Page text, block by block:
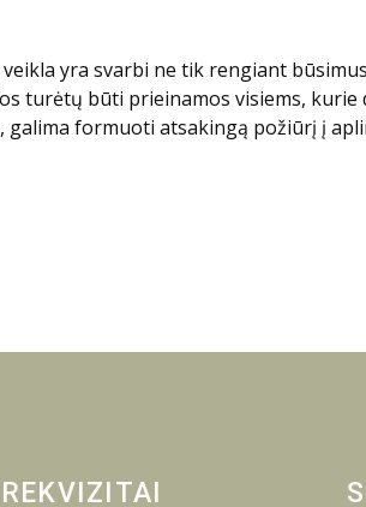
yra svarbi ne tik rengiant
turėtų būti prieinamos visiems,
formuoti atsakingą požiūrį į